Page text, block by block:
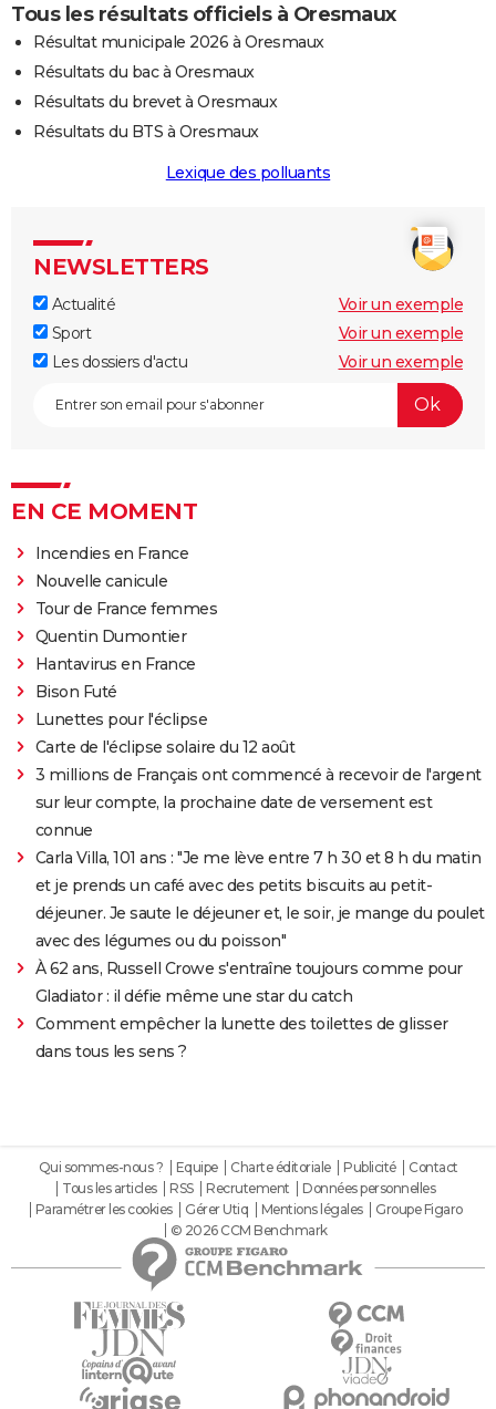
Tous les résultats officiels à Oresmaux
Résultat municipale 2026 à Oresmaux
Résultats du bac à Oresmaux
Résultats du brevet à Oresmaux
Résultats du BTS à Oresmaux
Lexique des polluants
NEWSLETTERS
Actualité
Voir un exemple
Sport
Voir un exemple
Les dossiers d'actu
Voir un exemple
EN CE MOMENT
Incendies en France
Nouvelle canicule
Tour de France femmes
Quentin Dumontier
Hantavirus en France
Bison Futé
Lunettes pour l'éclipse
Carte de l'éclipse solaire du 12 août
3 millions de Français ont commencé à recevoir de l'argent
sur leur compte, la prochaine date de versement est
connue
Carla Villa, 101 ans : "Je me lève entre 7 h 30 et 8 h du matin
et je prends un café avec des petits biscuits au petit-
déjeuner. Je saute le déjeuner et, le soir, je mange du poulet
avec des légumes ou du poisson"
À 62 ans, Russell Crowe s'entraîne toujours comme pour
Gladiator : il défie même une star du catch
Comment empêcher la lunette des toilettes de glisser
dans tous les sens ?
Qui sommes-nous ? Equipe Charte éditoriale Publicité
Contact
Tous les articles
RSS Recrutement
Données personnelles
Paramétrer les cookies
Gérer Utiq Mentions légales
Groupe Figaro
© 2026 CCM Benchmark